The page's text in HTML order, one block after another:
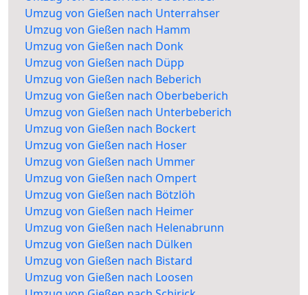
Umzug von Gießen nach Unterrahser
Umzug von Gießen nach Hamm
Umzug von Gießen nach Donk
Umzug von Gießen nach Düpp
Umzug von Gießen nach Beberich
Umzug von Gießen nach Oberbeberich
Umzug von Gießen nach Unterbeberich
Umzug von Gießen nach Bockert
Umzug von Gießen nach Hoser
Umzug von Gießen nach Ummer
Umzug von Gießen nach Ompert
Umzug von Gießen nach Bötzlöh
Umzug von Gießen nach Heimer
Umzug von Gießen nach Helenabrunn
Umzug von Gießen nach Dülken
Umzug von Gießen nach Bistard
Umzug von Gießen nach Loosen